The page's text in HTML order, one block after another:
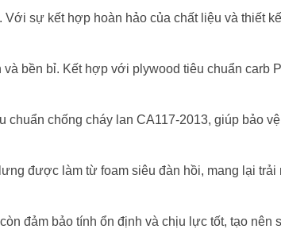
sự kết hợp hoàn hảo của chất liệu và thiết
bền bỉ. Kết hợp với plywood tiêu chuẩn carb
chống cháy lan CA117-2013, giúp bảo
được làm từ foam siêu đàn hồi, mang lại trải
đảm bảo tính ổn định và chịu lực tốt, tạo nên